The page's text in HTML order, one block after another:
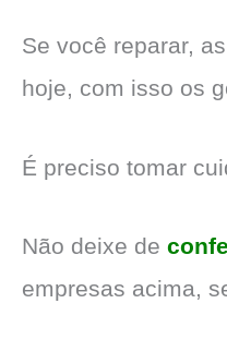
Se você reparar,
hoje, com isso os
É preciso tomar
Não deixe de
empresas acima,